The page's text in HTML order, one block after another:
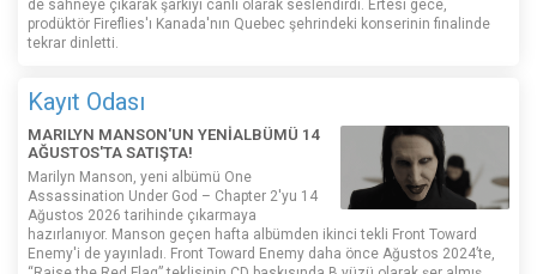
de sahneye çıkarak şarkıyı canlı olarak seslendirdi. Ertesi gece,
prodüktör Fireflies'ı Kanada'nın Quebec şehrindeki konserinin finalinde
tekrar dinletti.
Kayıt Odası
MARILYN MANSON'UN YENİALBÜMÜ 14
AĞUSTOS'TA SATIŞTA!
Marilyn Manson, yeni albümü One
Assassination Under God – Chapter 2'yu 14
Ağustos 2026 tarihinde çıkarmaya
hazırlanıyor. Manson geçen hafta albümden ikinci tekli Front Toward
Enemy'i de yayınladı. Front Toward Enemy daha önce Ağustos 2024’te,